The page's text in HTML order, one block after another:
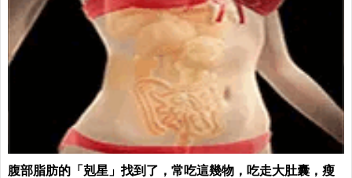
腹部脂肪的「剋星」找到了，常吃這幾物，吃走大肚囊，瘦